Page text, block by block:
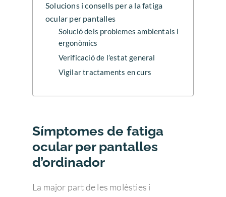
Solucions i consells per a la fatiga
ocular per pantalles
Solució dels problemes ambientals i
ergonòmics
Verificació de l’estat general
Vigilar tractaments en curs
Símptomes de fatiga
ocular per pantalles
d’ordinador
La major part de les molèsties i